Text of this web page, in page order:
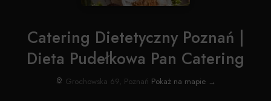
Catering Dietetyczny Poznań |
Dieta Pudełkowa Pan Catering
Grochowska 69, Poznań Pokaż na mapie →